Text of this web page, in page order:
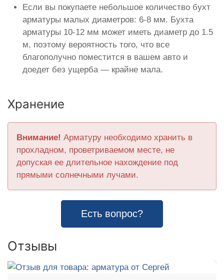
Если вы покупаете небольшое количество бухт
арматуры малых диаметров: 6-8 мм. Бухта
арматуры 10-12 мм может иметь диаметр до 1.5
м, поэтому вероятность того, что все
благополучно поместится в вашем авто и
доедет без ущерба — крайне мала.
Хранение
Внимание! Арматуру необходимо хранить в
прохладном, проветриваемом месте, не
допуская ее длительное нахождение под
прямыми солнечными лучами.
Есть вопрос?
Отзывы